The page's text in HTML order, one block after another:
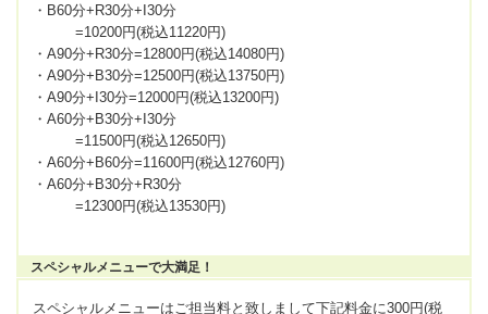
・B60分+R30分+I30分
=10200円(税込11220円)
・A90分+R30分=12800円(税込14080円)
・A90分+B30分=12500円(税込13750円)
・A90分+I30分=12000円(税込13200円)
・A60分+B30分+I30分
=11500円(税込12650円)
・A60分+B60分=11600円(税込12760円)
・A60分+B30分+R30分
=12300円(税込13530円)
スペシャルメニューで大満足！
スペシャルメニューはご担当料と致しまして下記料金に300円(税